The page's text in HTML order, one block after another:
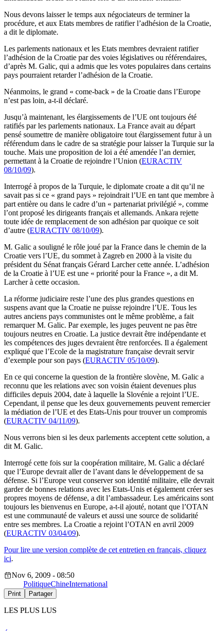
Nous devons laisser le temps aux négociateurs de terminer la
procédure, et aux Etats membres de ratifier l’adhésion de la Croatie,
a dit le diplomate.
Les parlements nationaux et les Etats membres devraient ratifier
l’adhésion de la Croatie par des voies législatives ou référendaires,
d’après M. Galic, qui a admis que les votes populaires dans certains
pays pourraient retarder l’adhésion de la Croatie.
Néanmoins, le grand « come-back » de la Croatie dans l’Europe
n’est pas loin, a-t-il déclaré.
Jusqu’à maintenant, les élargissements de l’UE ont toujours été
ratifiés par les parlements nationaux. La France avait au départ
pensé soumettre de manière obligatoire tout élargissement futur à un
référendum dans le cadre de sa stratégie pour laisser la Turquie sur la
touche. Mais une proposition de loi a été amendée l’an dernier,
permettant à la Croatie de rejoindre l’Union (EURACTIV
08/10/09).
Interrogé à propos de la Turquie, le diplomate croate a dit qu’il ne
savait pas si ce « grand pays » rejoindrait l’UE en tant que membre à
part entière ou dans le cadre d’un « partenariat privilégié », comme
l’ont proposé les dirigeants français et allemands. Ankara rejette
toute idée de remplacement de son adhésion par quoique ce soit
d’autre (EURACTIV 08/10/09).
M. Galic a souligné le rôle joué par la France dans le chemin de la
Croatie vers l’UE, du sommet à Zagreb en 2000 à la visite du
président du Sénat français Gérard Larcher cette année. L’adhésion
de la Croatie à l’UE est une « priorité pour la France », a dit M.
Larcher à cette occasion.
La réforme judiciaire reste l’une des plus grandes questions en
suspens avant que la Croatie ne puisse rejoindre l’UE. Tous les
autres anciens pays communistes ont le même problème, a fait
remarquer M. Galic. Par exemple, les juges peuvent ne pas être
toujours neutres en Croatie. La justice devrait être indépendante et
les compétences des juges devraient être renforcées. Il a également
expliqué que l’Ecole de la magistrature française devrait servir
d’exemple pour son pays (EURACTIV 05/10/09).
En ce qui concerne la question de la frontière slovène, M. Galic a
reconnu que les relations avec son voisin étaient devenues plus
difficiles depuis 2004, date à laquelle la Slovénie a rejoint l’UE.
Cependant, il pense que les deux gouvernements peuvent remercier
la médiation de l’UE et des Etats-Unis pour trouver un compromis
(EURACTIV 04/11/09).
Nous verrons bien si les deux parlements acceptent cette solution, a
dit M. Galic.
Interrogé cette fois sur la coopération militaire, M. Galic a déclaré
que l’Europe devrait aller de l’avant dans le développement de sa
défense. Si l’Europe veut conserver son identité militaire, elle devrait
garder de bonnes relations avec les Etats-Unis et également créer ses
propres moyens de défense, a dit l’ambassadeur. Les américains sont
toujours les bienvenus en Europe, a-t-il ajouté, notant que l’OTAN
est une communauté de valeurs et aussi une source de solidarité
entre ses membres. La Croatie a rejoint l’OTAN en avril 2009
(EURACTIV 03/04/09).
Pour lire une version complète de cet entretien en français, cliquez
ici.
Nov 6, 2009 - 08:50
PolitiqueChineInternational
Print Partager
LES PLUS LUS